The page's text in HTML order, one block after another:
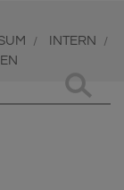
/ INTERN /